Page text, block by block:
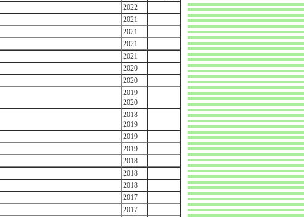
2022
2021
2021
2021
2021
2020
2020
2019
2020
2018
2019
2019
2019
2018
2018
2018
2017
2017